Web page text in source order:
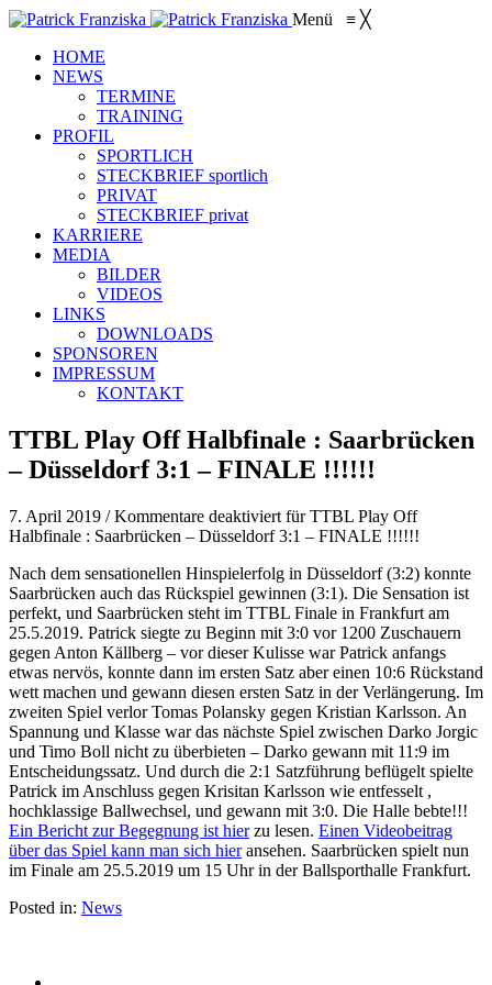
Menü ≡ ╳
HOME
NEWS
TERMINE
TRAINING
PROFIL
SPORTLICH
STECKBRIEF sportlich
PRIVAT
STECKBRIEF privat
KARRIERE
MEDIA
BILDER
VIDEOS
LINKS
DOWNLOADS
SPONSOREN
IMPRESSUM
KONTAKT
TTBL Play Off Halbfinale : Saarbrücken
– Düsseldorf 3:1 – FINALE !!!!!!
7. April 2019 /Kommentare deaktiviert für TTBL Play Off
Halbfinale : Saarbrücken – Düsseldorf 3:1 – FINALE !!!!!!
Nach dem sensationellen Hinspielerfolg in Düsseldorf (3:2) konnte
Saarbrücken auch das Rückspiel gewinnen (3:1). Die Sensation ist
perfekt, und Saarbrücken steht im TTBL Finale in Frankfurt am
25.5.2019. Patrick siegte zu Beginn mit 3:0 vor 1200 Zuschauern
gegen Anton Källberg – vor dieser Kulisse war Patrick anfangs
etwas nervös, konnte dann im ersten Satz aber einen 10:6 Rückstand
wett machen und gewann diesen ersten Satz in der Verlängerung. Im
zweiten Spiel verlor Tomas Polansky gegen Kristian Karlsson. An
Spannung und Klasse war das nächste Spiel zwischen Darko Jorgic
und Timo Boll nicht zu überbieten – Darko gewann mit 11:9 im
Entscheidungssatz. Und durch die 2:1 Satzführung beflügelt spielte
Patrick im Anschluss gegen Krisitan Karlsson wie entfesselt ,
hochklassige Ballwechsel, und gewann mit 3:0. Die Halle bebte!!!
Ein Bericht zur Begegnung ist hierzu lesen. Einen Videobeitrag
über das Spiel kann man sich hieransehen. Saarbrücken spielt nun
im Finale am 25.5.2019 um 15 Uhr in der Ballsporthalle Frankfurt.
Posted in: News